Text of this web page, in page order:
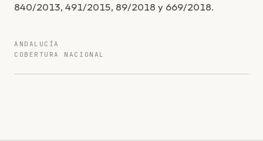
840/2013, 491/2015, 89/2018 y 669/2018.
ANDALUCÍA
COBERTURA NACIONAL